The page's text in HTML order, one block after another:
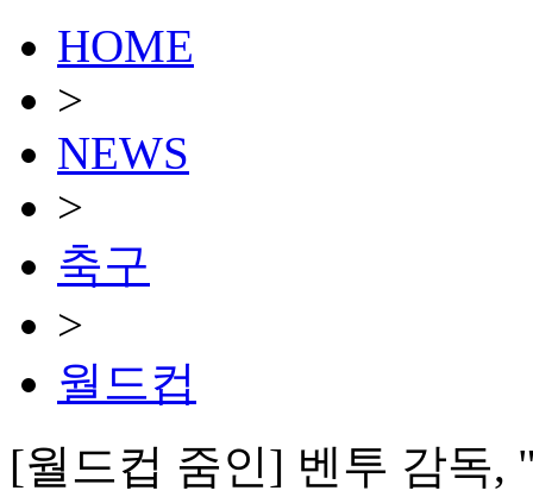
HOME
>
NEWS
>
축구
>
월드컵
[월드컵 줌인] 벤투 감독,